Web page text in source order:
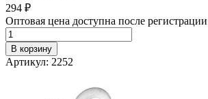
294 ₽
Оптовая цена доступна после регистрации
В корзину
Артикул: 2252